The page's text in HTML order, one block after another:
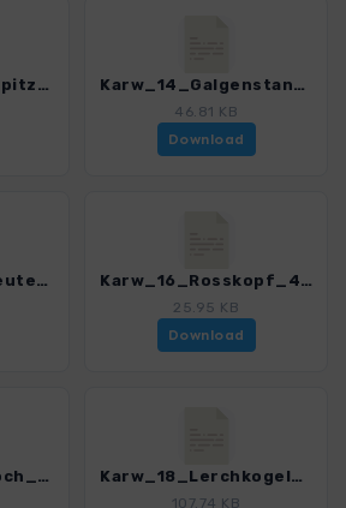
Karw_13_Soiernspitze_4484_11.gpx Karw_14_Galgenstangenjoch_4484_11.gpx
46.81 KB
Download
Karw_15_Schafreuter_4484_11.gpx Karw_16_Rosskopf_4484_11.gpx
25.95 KB
Download
Karw_17_Demeljoch_4484_11.gpx Karw_18_Lerchkogelalm_4484_11.gpx
107.74 KB